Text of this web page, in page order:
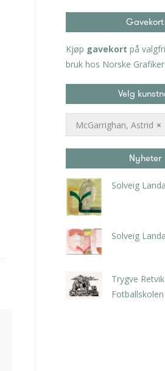
Gavekort
Kjøp gavekort på
bruk hos Norske
Velg
×
McGarrighan, Astrid
Nyheter
Solveig
Solveig
Trygve
Fotballskolen